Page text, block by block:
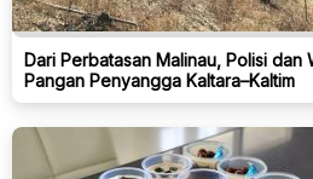
Dari Perbatasan Malinau, Polisi dan
Pangan Penyangga Kaltara–Kaltim